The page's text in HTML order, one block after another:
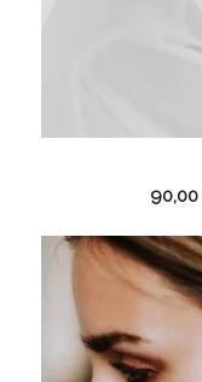
90,00